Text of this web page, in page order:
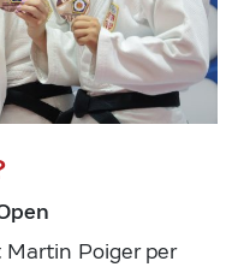
Poiger per